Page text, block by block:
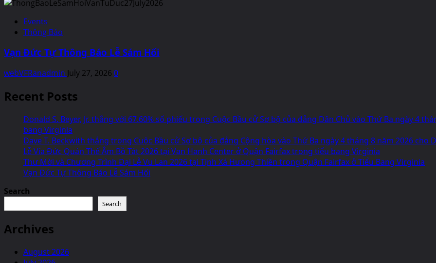
Events
Thông Báo
Vạn Đức Tự Thông Báo Lễ Sám Hối
webVFRanadmin July 27, 2026 0
Recent Posts
Donald S. Beyer, Jr. thắng với 67.60% số phiếu trong Cuộc Bầu cử Sơ bộ của đảng Dân Chủ vào Thứ Ba ngày 4
bang Virginia
Dave T. Beckwith thắng trong Cuộc Bầu cử Sơ bộ của đảng Cộng hòa vào Thứ Ba ngày 4 tháng 8 năm 2026 cho
Lễ Vía Đức Quán Thế Âm Bồ Tát 2026 tại Van Hanh Center ở Quận Fairfax trong tiểu bang Virginia
Thư Mời và Chương Trình Đại Lễ Vu Lan 2026 tại Tịnh Xá Hưong Thiền trong Quận Fairfax ở Tiểu Bang Virginia
Vạn Đức Tự Thông Báo Lễ Sám Hối
Search
Search
Archives
August 2026